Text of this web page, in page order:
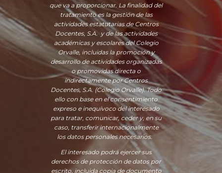
que va a proporcionar. La finalidad del
tratamiento es la gestión de las
actividades estatutarias de Centros
Docentes, S.A. y de las actividades
académicas y escolares del Colegio
Orvalle, incluidas la promoción y
desarrollo de actividades organizadas
o promovidas directa o
indirectamente por Centros
Docentes, S.A. (Colegio Orvalle). Todo
ello con base en el consentimiento
expreso e inequívoco del interesado
para tratar, comunicar, ceder y, en su
caso, transferir internacionalmente
los datos personales necesarios.
El interesado podrá ejercer sus
derechos de protección de datos por
escrito, incluida copia de documento